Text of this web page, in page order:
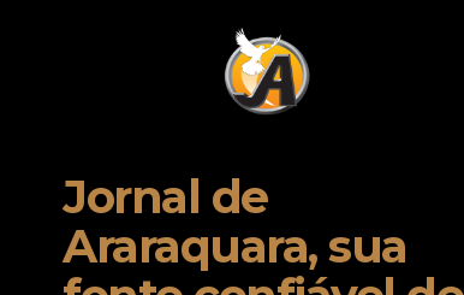
Jornal de
Araraquara, sua